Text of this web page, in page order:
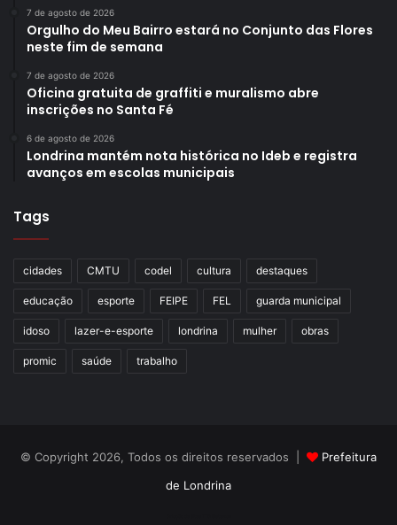
desenhado e tem potencial para mudar a cara da cidade e
ser um dos maiores em mobilidade da história de
de Londrina. “Consigo vislumbrar essa cidade crescendo e
prosperando, dando um salto enorme para o futuro com
7 de agosto de 2026
Orgulho do Meu Bairro estará no Conjunto das Flores
neste fim de semana
7 de agosto de 2026
Oficina gratuita de graffiti e muralismo abre
inscrições no Santa Fé
6 de agosto de 2026
Londrina mantém nota histórica no Ideb e registra
avanços em escolas municipais
Tags
cidades CMTU codel cultura destaques
educação esporte FEIPE FEL guarda municipal
idoso lazer-e-esporte londrina mulher obras
promic saúde trabalho
© Copyright 2026, Todos os direitos reservados |
Prefeitura
de Londrina